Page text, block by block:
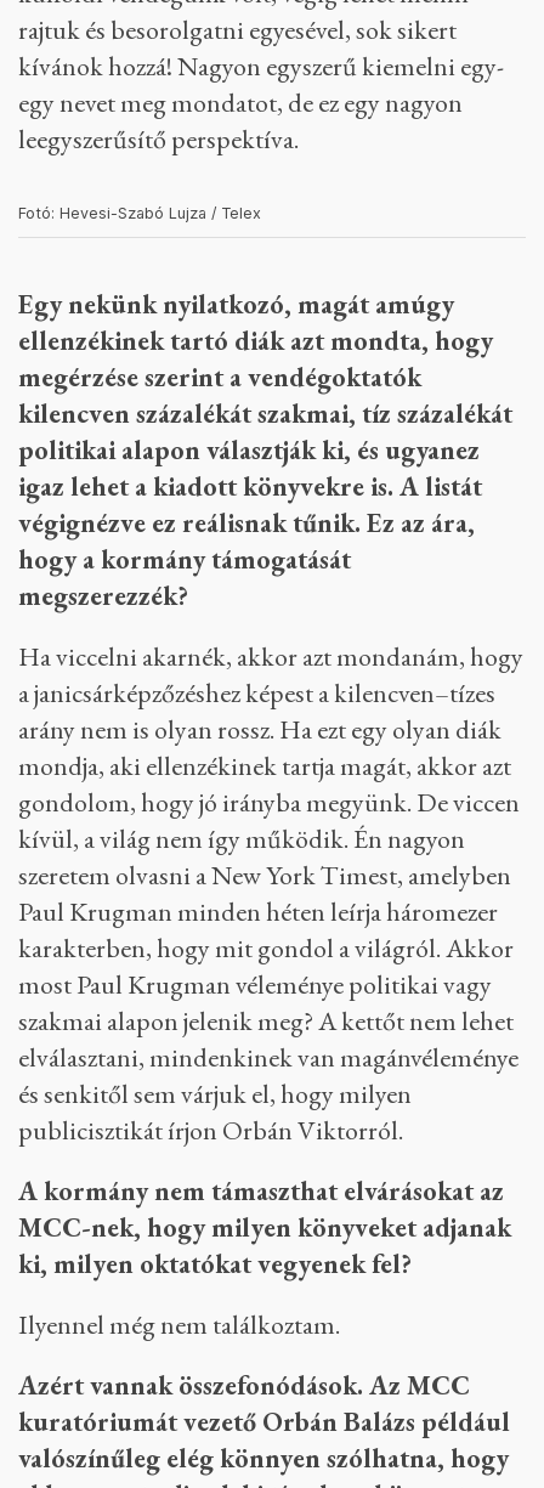
rajtuk és besorolgatni egyesével, sok sikert
kívánok hozzá! Nagyon egyszerű kiemelni egy-
egy nevet meg mondatot, de ez egy nagyon
leegyszerűsítő perspektíva.
Fotó: Hevesi-Szabó Lujza / Telex
Egy nekünk nyilatkozó, magát amúgy
ellenzékinek tartó diák azt mondta, hogy
megérzése szerint a vendégoktatók
kilencven százalékát szakmai, tíz százalékát
politikai alapon választják ki, és ugyanez
igaz lehet a kiadott könyvekre is. A listát
végignézve ez reálisnak tűnik. Ez az ára,
hogy a kormány támogatását
megszerezzék?
Ha viccelni akarnék, akkor azt mondanám, hogy
a janicsárképzőzéshez képest a kilencven–tízes
arány nem is olyan rossz. Ha ezt egy olyan diák
mondja, aki ellenzékinek tartja magát, akkor azt
gondolom, hogy jó irányba megyünk. De viccen
kívül, a világ nem így működik. Én nagyon
szeretem olvasni a New York Timest, amelyben
Paul Krugman minden héten leírja háromezer
karakterben, hogy mit gondol a világról. Akkor
most Paul Krugman véleménye politikai vagy
elválasztani, mindenkinek van magánvéleménye
és senkitől sem várjuk el, hogy milyen
publicisztikát írjon Orbán Viktorról.